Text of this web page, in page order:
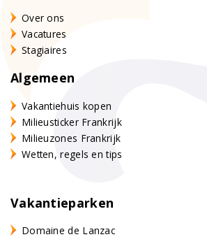
Over ons
Vacatures
Stagiaires
Algemeen
Vakantiehuis kopen
Milieusticker Frankrijk
Milieuzones Frankrijk
Wetten, regels en tips
Vakantieparken
Domaine de Lanzac